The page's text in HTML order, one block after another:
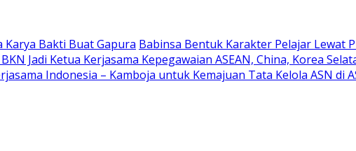
Karya Bakti Buat Gapura Babinsa Bentuk Karakter Pelajar Lewat
Jadi Ketua Kerjasama Kepegawaian ASEAN, China, Korea
Indonesia – Kamboja untuk Kemajuan Tata Kelola ASN di